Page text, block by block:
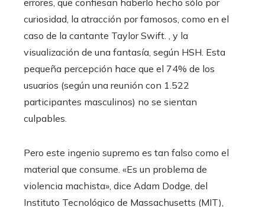
errores, que confiesan haberlo hecho sólo por
curiosidad, la atracción por famosos, como en el
caso de la cantante Taylor Swift. , y la
visualización de una fantasía, según HSH. Esta
pequeña percepción hace que el 74% de los
usuarios (según una reunión con 1.522
participantes masculinos) no se sientan
culpables.
Pero este ingenio supremo es tan falso como el
material que consume. «Es un problema de
violencia machista», dice Adam Dodge, del
Instituto Tecnológico de Massachusetts (MIT),